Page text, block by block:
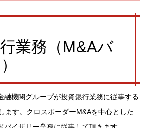
業務（M&Aバ
融機関グループが投資銀行業務に従事する
ます。クロスボーダーM&Aを中心とした